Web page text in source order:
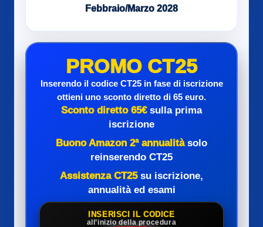
Febbraio/Marzo 2028
PROMO CT25
Inserendo il codice CT25 in fase di iscrizione
ottieni uno sconto diretto di 65 euro.
Sconto diretto 65€sulla prima
iscrizione
Buono Amazon 2ª annualitàsolo
reinserendo CT25
Assistenza CT25su iscrizione,
annualità ed esami
INSERISCI IL CODICE
all’inizio della procedura